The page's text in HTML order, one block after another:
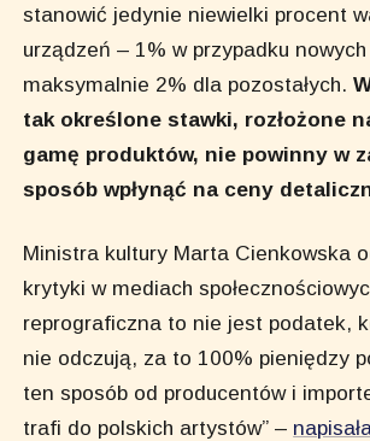
stanowić jedynie niewielki procent
urządzeń – 1% w przypadku
maksymalnie 2% dla pozostałych.
tak określone stawki, rozłożone
gamę produktów, nie powinny w
sposób wpłynąć na ceny
Ministra kultury Marta Cienkowska
krytyki w mediach
reprograficzna to nie jest podatek,
nie odczują, za to 100% pieniędzy
ten sposób od producentów i
trafi do polskich artystów” –